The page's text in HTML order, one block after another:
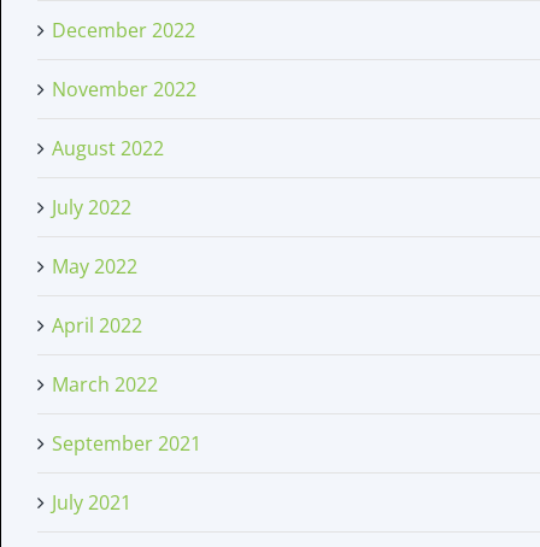
December 2022
November 2022
August 2022
July 2022
May 2022
April 2022
March 2022
September 2021
July 2021